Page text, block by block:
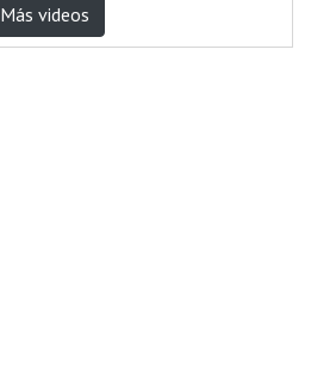
Más videos